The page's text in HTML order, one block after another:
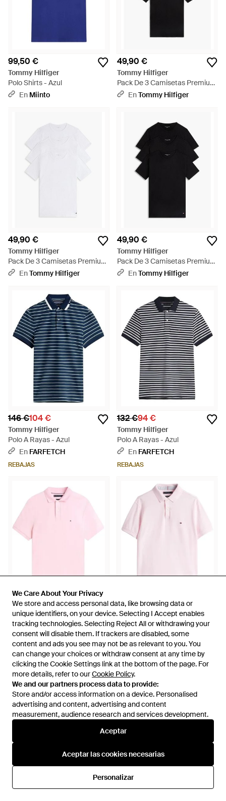
We Care About Your Privacy
We store and access personal data, like browsing data or
unique identifiers, on your device. Selecting I Accept enables
tracking technologies. Selecting Reject All or withdrawing your
consent will disable them. If trackers are disabled, some
content and ads you see may not be as relevant to you. You
can change your choices or withdraw consent at any time by
clicking the Cookie Settings link at the bottom of the page. For
more details, refer to ourCookie Policy.
We and our partners process data to provide:
Store and/or access information on a device. Personalised
advertising and content, advertising and content
measurement, audience research and services development.
Aceptar
Aceptar las cookies necesarias
Personalizar
We Care About Your Privacy
We store and access personal data, like browsing data or
unique identifiers, on your device. Selecting I Accept enables
tracking technologies. Selecting Reject All or withdrawing your
consent will disable them. If trackers are disabled, some
content and ads you see may not be as relevant to you. You
can change your choices or withdraw consent at any time by
clicking the Cookie Settings link at the bottom of the page. For
more details, refer to ourCookie Policy.
We and our partners process data to provide:
Store and/or access information on a device. Personalised
advertising and content, advertising and content
measurement, audience research and services development.
Aceptar
Aceptar las cookies necesarias
Personalizar
99,50 €
Tommy Hilfiger
Polo Shirts - Azul
En Miinto
49,90 €
Tommy Hilfiger
Pack De 3 Camisetas Premium
Essential - Negro
EnTommy Hilfiger
49,90 €
Tommy Hilfiger
Pack De 3 Camisetas Premium
Essential - Blanco
EnTommy Hilfiger
49,90 €
Tommy Hilfiger
Pack De 3 Camisetas Premium
Essential - Negro
EnTommy Hilfiger
146 €104 €
Tommy Hilfiger
Polo A Rayas - Azul
En FARFETCH
REBAJAS
132 €94 €
Tommy Hilfiger
Polo A Rayas - Azul
En FARFETCH
REBAJAS
132 €94 €
Tommy Hilfiger
Polo De Algodón Con Logo
Bordado - Rosa
EnFARFETCH
REBAJAS
117 €90 €
Tommy Hilfiger
Polo Con Logo Bordado 1985 -
RosaEn FARFETCH
REBAJAS